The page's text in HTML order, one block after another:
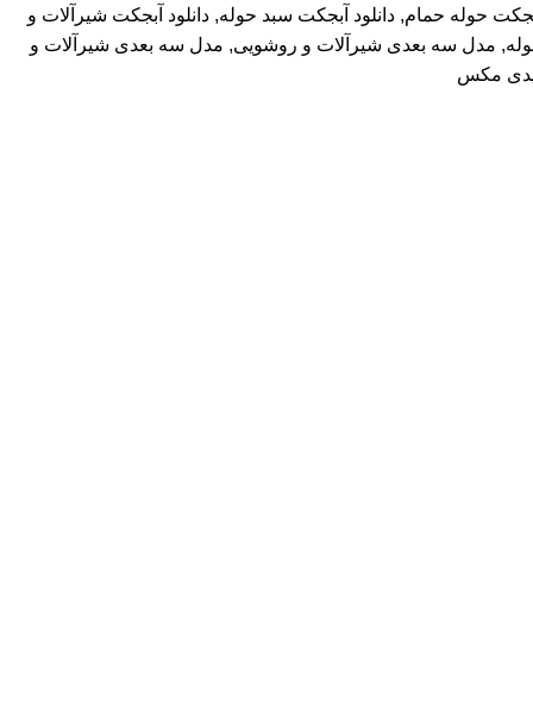
حوله حمام, دانلود آبجکت سبد حوله, دانلود آبجکت شیرآلات و
, مدل سه بعدی شیرآلات و روشویی, مدل سه بعدی شیرآلات و
مکس